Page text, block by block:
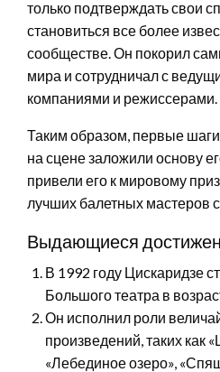
только подтверждать свои
становиться все более
сообществе. Он покорил
мира и сотрудничал с
компаниями и режиссерами.
Таким образом, первые
на сцене заложили основу
привели его к мировому
лучших балетных мастеров
Выдающиеся
В 1992 году Цискаридзе
Большого театра в
Он исполнил роли
произведений, таких как
«Лебединое озеро»,